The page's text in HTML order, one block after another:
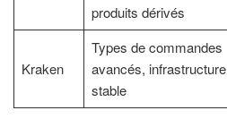
produits dérivés
Kraken
Types de commandes
avancés, infrastructure
stable